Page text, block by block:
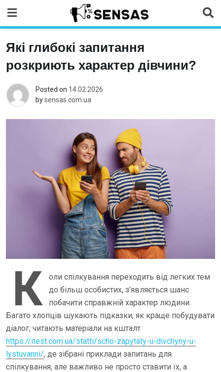
content
Які глибокі запитання
розкриють характер дівчини?
Posted on 14.02.2026
bysensas.com.ua
К
оли спілкування переходить від легких тем
до більш особистих, з’являється шанс
побачити справжній характер людини.
Багато хлопців шукають підказки, як краще побудувати
діалог, читають матеріали на кшталт
https://itest.com.ua/statti/scho-zapytaty-u-divchyny-u-
lystuvanni/, де зібрані приклади запитань для
спілкування, але важливо не просто ставити їх, а